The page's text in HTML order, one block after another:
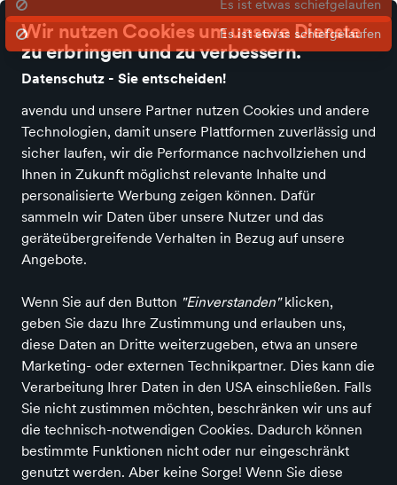
Wir nutzen Cookies um unsere Dienste
zu erbringen und zu verbessern.
Datenschutz - Sie entscheiden!
avendu und unsere Partner nutzen Cookies und andere
Technologien, damit unsere Plattformen zuverlässig und
sicher laufen, wir die Performance nachvollziehen und
Ihnen in Zukunft möglichst relevante Inhalte und
personalisierte Werbung zeigen können. Dafür
sammeln wir Daten über unsere Nutzer und das
geräteübergreifende Verhalten in Bezug auf unsere
Angebote.
Wenn Sie auf den Button "Einverstanden"klicken,
geben Sie dazu Ihre Zustimmung und erlauben uns,
diese Daten an Dritte weiterzugeben, etwa an unsere
Marketing- oder externen Technikpartner. Dies kann die
Verarbeitung Ihrer Daten in den USA einschließen. Falls
Sie nicht zustimmen möchten, beschränken wir uns auf
die technisch-notwendigen Cookies. Dadurch können
bestimmte Funktionen nicht oder nur eingeschränkt
genutzt werden. Aber keine Sorge! Wenn Sie diese
Startseite Über uns Filialen News Services Damen Herren
Mario Fagni
Alle Produkte
ALLE FILTER
Farbe Größe
Es ist etwas schiefgelaufen